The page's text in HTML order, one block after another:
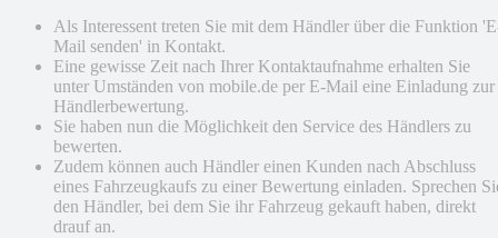
Als Interessent treten Sie mit dem Händler über die Funktion
Mail senden' in Kontakt.
Eine gewisse Zeit nach Ihrer Kontaktaufnahme erhalten Sie
unter Umständen von mobile.de per E-Mail eine Einladung zur
Händlerbewertung.
Sie haben nun die Möglichkeit den Service des Händlers zu
bewerten.
Zudem können auch Händler einen Kunden nach Abschluss
eines Fahrzeugkaufs zu einer Bewertung einladen. Sprechen
den Händler, bei dem Sie ihr Fahrzeug gekauft haben, direkt
drauf an.